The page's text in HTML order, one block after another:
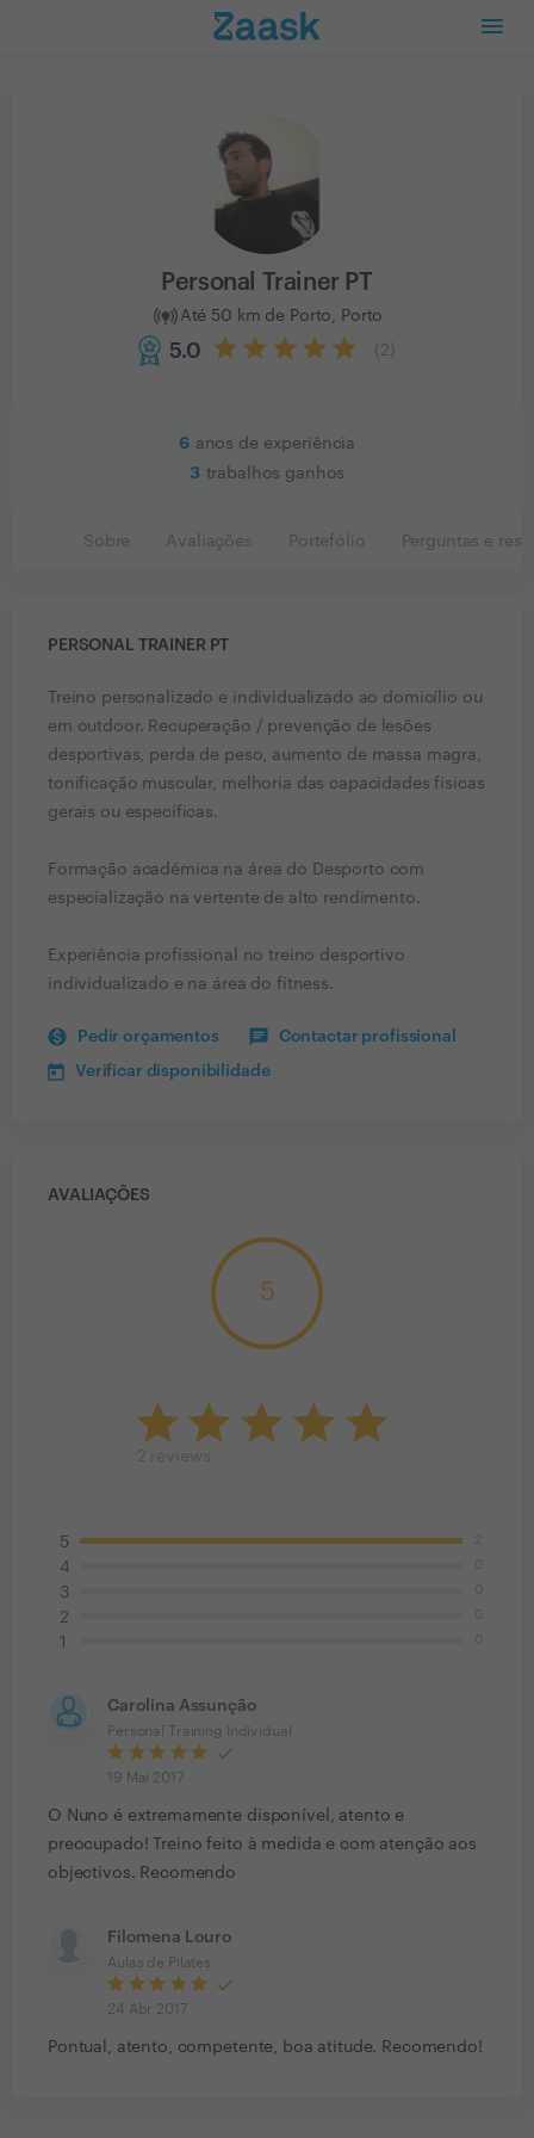
Personal Trainer PT
Até 50 km de Porto, Porto
5.0 2
6 anos de experiência
3 trabalhos ganhos
Sobre Avaliações Portefólio Perguntas e
PERSONAL TRAINER PT
Treino personalizado e individualizado ao domicílio ou
em outdoor. Recuperação / prevenção de lesões
desportivas, perda de peso, aumento de massa magra,
tonificação muscular, melhoria das capacidades físicas
gerais ou específicas.
Formação académica na área do Desporto com
especialização na vertente de alto rendimento.
Experiência profissional no treino desportivo
individualizado e na área do fitness.
Pedir orçamentos Contactar profissional
Verificar disponibilidade
AVALIAÇÕES
5
5
4
3
2
1
Carolina Assunção
Personal Training Individual
19 Mai 2017
O Nuno é extremamente disponível, atento e
preocupado! Treino feito à medida e com atenção aos
objectivos. Recomendo
Filomena Louro
Aulas de Pilates
24 Abr 2017
Pontual, atento, competente, boa atitude. Recomendo!